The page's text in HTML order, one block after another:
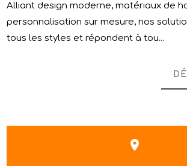
Alliant design moderne, matériaux de
personnalisation sur mesure, nos
tous les styles et répondent à tou...
place